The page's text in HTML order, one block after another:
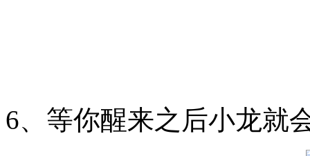
6、等你醒来之后小龙就